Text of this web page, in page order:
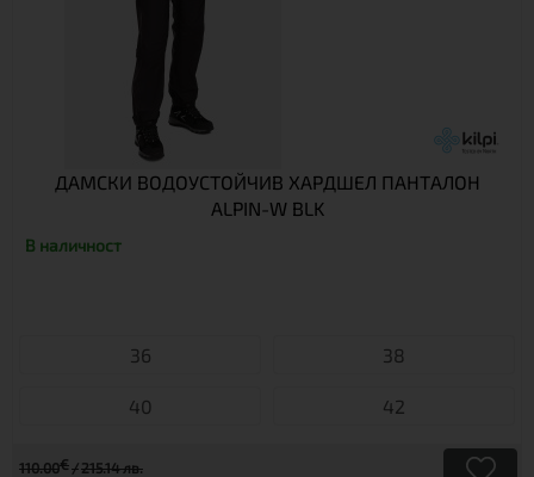
ДАМСКИ ВОДОУСТОЙЧИВ ХАРДШЕЛ ПАНТАЛОН
ALPIN-W BLK
В наличност
36 38
40 42
110.00€ 215.14 лв.